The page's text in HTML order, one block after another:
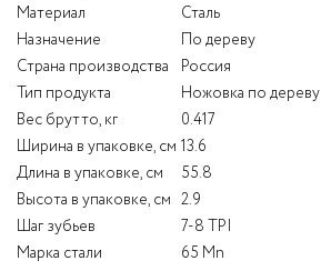
Материал
Сталь
Назначение
По дереву
Страна производства
Россия
Тип продукта
Ножовка по дереву
Вес брутто, кг
0.417
Ширина в упаковке, см 13.6
Длина в упаковке, см
55.8
Высота в упаковке, см 2.9
Шаг зубьев
7-8 TPI
Марка стали
65 Mn